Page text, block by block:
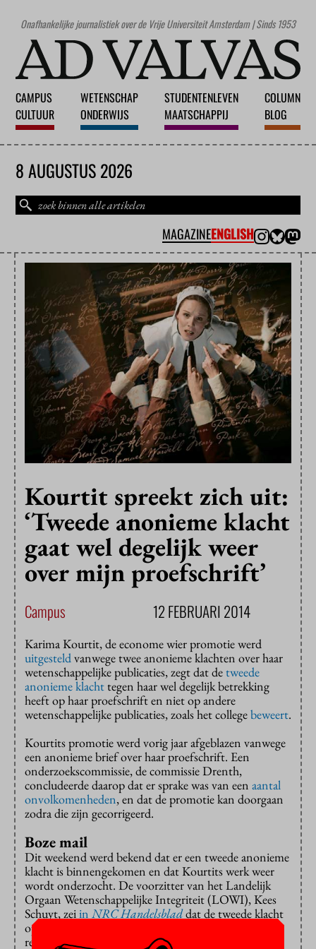
Onafhankelijke journalistiek over de Vrije Universiteit Amsterdam | Sinds 1953
CAMPUS
CULTUUR
WETENSCHAP
ONDERWIJS
STUDENTENLEVEN
MAATSCHAPPIJ
COLUMN
BLOG
8 AUGUSTUS 2026
MAGAZINEENGLISH
Kourtit spreekt zich uit:
‘Tweede anonieme klacht
gaat wel degelijk weer
over mijn proefschrift’
Campus 12 FEBRUARI 2014
Karima Kourtit, de econome wier promotie werd
uitgesteldvanwege twee anonieme klachten over haar
wetenschappelijke publicaties, zegt dat detweede
anonieme klachttegen haar wel degelijk betrekking
heeft op haar proefschrift en niet op andere
wetenschappelijke publicaties, zoals het collegebeweert.
Kourtits promotie werd vorig jaar afgeblazen vanwege
een anonieme brief over haar proefschrift. Een
onderzoekscommissie, de commissie Drenth,
concludeerde daarop dat er sprake was van een aantal
onvolkomenheden, en dat de promotie kan doorgaan
zodra die zijn gecorrigeerd.
Boze mail
Dit weekend werd bekend dat er een tweede anonieme
klacht is binnengekomen en dat Kourtits werk weer
wordt onderzocht. De voorzitter van het Landelijk
Orgaan Wetenschappelijke Integriteit (LOWI), Kees
Schuyt, zeiin NRC Handelsbladdat de tweede klacht
opnieuw Kourtits proefschrift betreft, maar de VU
reageerde dat dit onjuist is.